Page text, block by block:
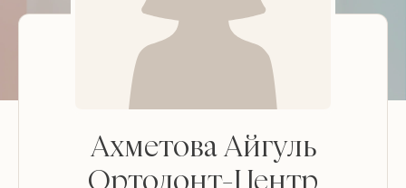
Ахметова Айгуль
Ортодонт-Центр